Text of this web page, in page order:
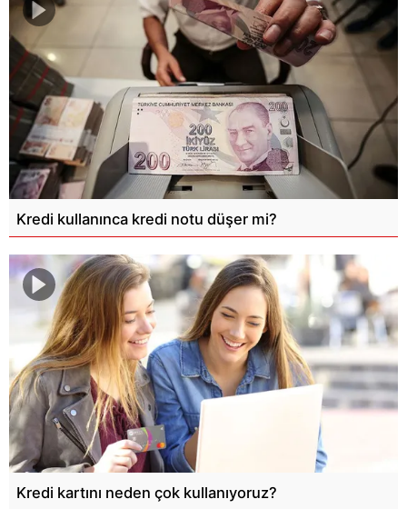
Kredi kullanınca kredi notu düşer mi?
Kredi kartını neden çok kullanıyoruz?